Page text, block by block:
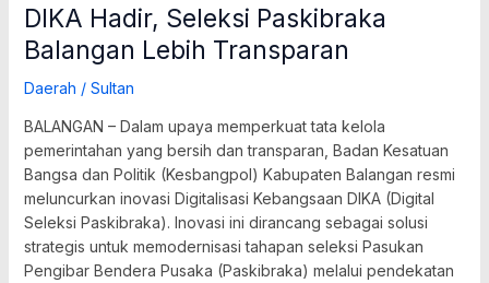
DIKA Hadir, Seleksi Paskibraka
Balangan Lebih Transparan
Daerah / Sultan
BALANGAN – Dalam upaya memperkuat tata kelola
pemerintahan yang bersih dan transparan, Badan Kesatuan
Bangsa dan Politik (Kesbangpol) Kabupaten Balangan resmi
meluncurkan inovasi Digitalisasi Kebangsaan DIKA (Digital
Seleksi Paskibraka). Inovasi ini dirancang sebagai solusi
strategis untuk memodernisasi tahapan seleksi Pasukan
Pengibar Bendera Pusaka (Paskibraka) melalui pendekatan